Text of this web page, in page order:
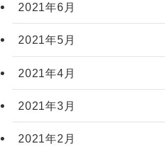
2021年6月
2021年5月
2021年4月
2021年3月
2021年2月